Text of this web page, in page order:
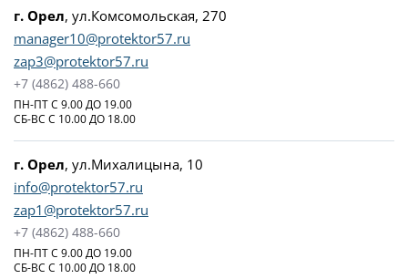
г. Орел, ул.Комсомольская, 270
manager10@protektor57.ru
zap3@protektor57.ru
+7 (4862) 488-660
ПН-ПТ С 9.00 ДО 19.00
СБ-ВС С 10.00 ДО 18.00
г. Орел, ул.Михалицына, 10
info@protektor57.ru
zap1@protektor57.ru
+7 (4862) 488-660
ПН-ПТ С 9.00 ДО 19.00
СБ-ВС С 10.00 ДО 18.00